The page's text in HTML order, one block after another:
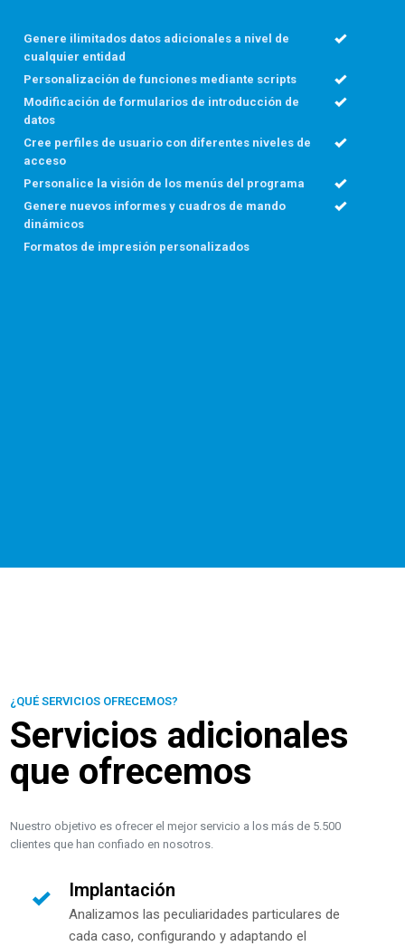
Genere ilimitados datos adicionales a nivel de
cualquier entidad
Personalización de funciones mediante scripts
Modificación de formularios de introducción de
datos
Cree perfiles de usuario con diferentes niveles de
acceso
Personalice la visión de los menús del programa
Genere nuevos informes y cuadros de mando
dinámicos
Formatos de impresión personalizados
¿QUÉ SERVICIOS OFRECEMOS?
Servicios adicionales
que ofrecemos
Nuestro objetivo es ofrecer el mejor servicio a los más de 5.500
clientes que han confiado en nosotros.
Implantación
Analizamos las peculiaridades particulares de
cada caso, configurando y adaptando el